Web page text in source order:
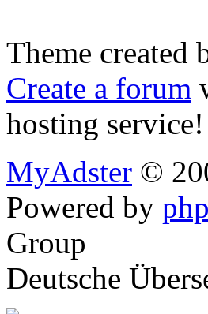
Theme created
Create a forum
hosting service!
MyAdster ©
Powered by
Group
Deutsche